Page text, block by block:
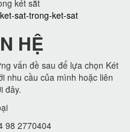
két sắt
sat-trong-ket-sat
HỆ
vấn đề sau để lựa chọn Két
nhu cầu của mình hoặc liên
đây.
98 2770404